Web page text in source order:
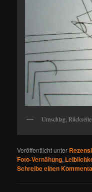
Umschlag, Rückseite
Veröffentlicht unter
Foto-Vernähung,
Schreibe einen